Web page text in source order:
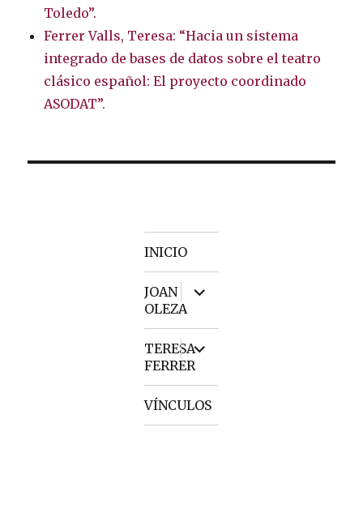
Toledo”.
Ferrer Valls, Teresa: “Hacia un sistema
integrado de bases de datos sobre el teatro
clásico español: El proyecto coordinado
ASODAT”.
INICIO
JOAN
OLEZA
expand
child
menu
TERESA
FERRER
expand
child
menu
VÍNCULOS